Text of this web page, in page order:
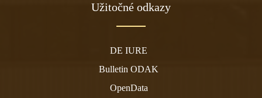
Užitočné odkazy
DE IURE
Bulletin ODAK
OpenData